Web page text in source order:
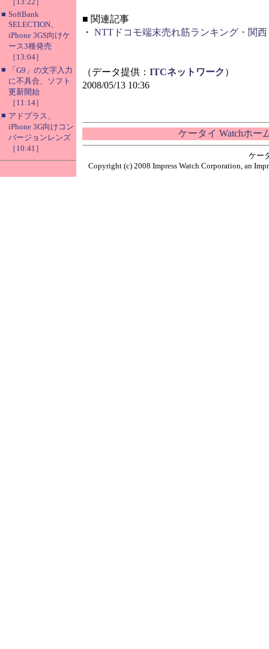
■ SoftBank
SELECTION、
iPhone 3GS向けケ
ース3種発売
［13:04］
■
「G9」の文字入力
に不具合、ソフト
更新開始
［11:14］
■ アドプラス、
iPhone 3G向けコン
バージョンレンズ
［10:41］
■ 関連記事
・ NTTドコモ端末売れ筋ランキング・関
（データ提供： ITCネットワーク ）
2008/05/13 10:36
ケータイ Watchホー
ケー
Copyright (c) 2008 Impress Watch Corporation, an